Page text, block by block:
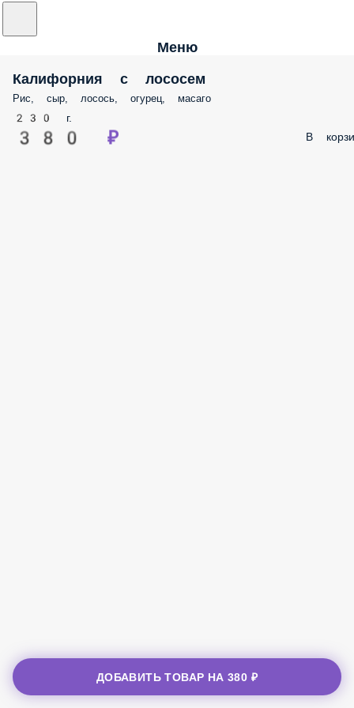
Меню
Калифорния с лососем
Рис, сыр, лосось, огурец, масаго
230 г.
380 ₽ В
ДОБАВИТЬ ТОВАР НА380 ₽